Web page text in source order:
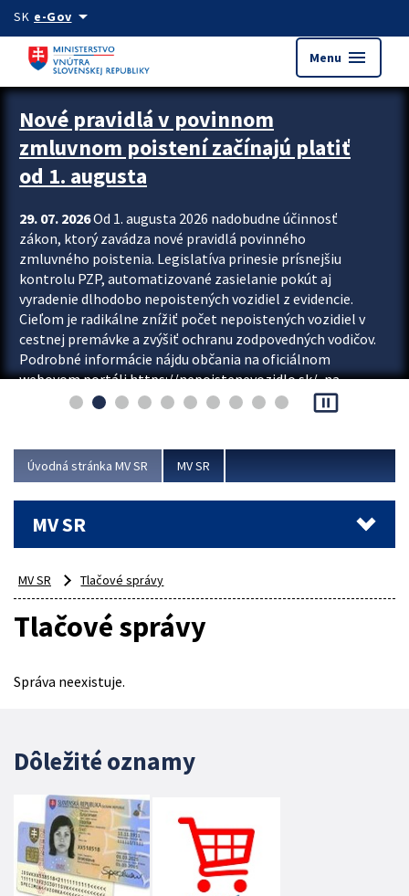
Preskocit na hlavný obsah
SK e-Govarrow_drop_down
Menu menu
Zastavit automatický posun upútavok
Nové pravidlá v povinnom
zmluvnom poistení začínajú platiť
od 1. augusta
29. 07. 2026Od 1. augusta 2026 nadobudne účinnosť
zákon, ktorý zavádza nové pravidlá povinného
zmluvného poistenia. Legislatíva prinesie prísnejšiu
kontrolu PZP, automatizované zasielanie pokút aj
vyradenie dlhodobo nepoistených vozidiel z evidencie.
Cieľom je radikálne znížiť počet nepoistených vozidiel v
cestnej premávke a zvýšiť ochranu zodpovedných vodičov.
Podrobné informácie nájdu občania na oficiálnom
webovom portáli https://nepoistenevozidlo.sk/, na
ktorom od augusta pribudne aj možnosť overiť si...
pause_presentation
Úvodná stránka MV SR MV SR
MV SR
MV SR Tlačové správy
Tlačové správy
Správa neexistuje.
Dôležité oznamy